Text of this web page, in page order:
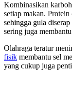
Kombinasikan
setiap makan.
sehingga gula
sering juga
Olahraga teratur
fisik membantu sel
yang cukup juga